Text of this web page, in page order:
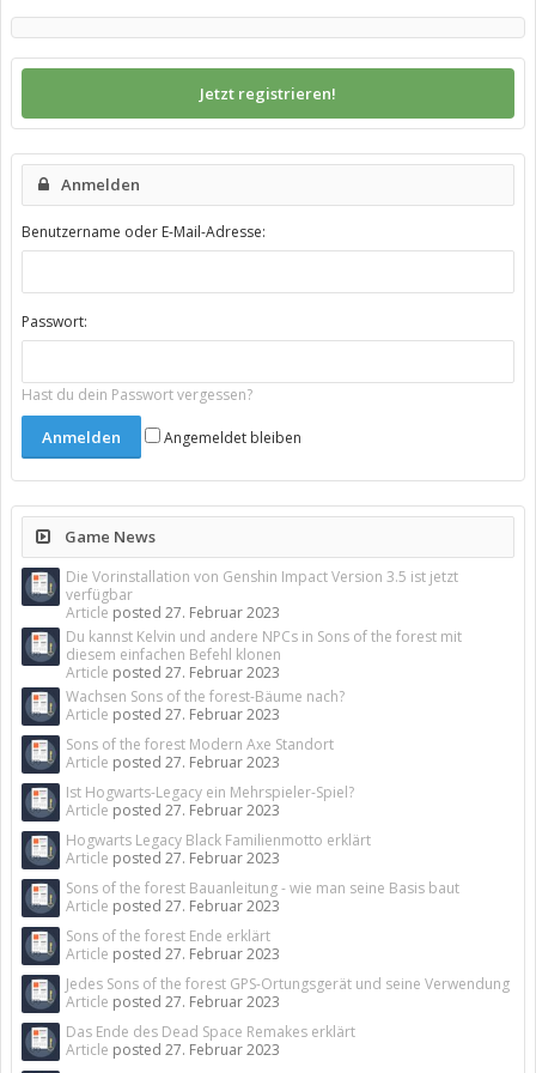
Jetzt registrieren!
Anmelden
Benutzername oder E-Mail-Adresse:
Passwort:
Hast du dein Passwort vergessen?
Angemeldet bleiben
Game News
Die Vorinstallation von Genshin Impact Version 3.5 ist jetzt
verfügbar
Article posted 27. Februar 2023
Du kannst Kelvin und andere NPCs in Sons of the forest mit
diesem einfachen Befehl klonen
Article posted 27. Februar 2023
Wachsen Sons of the forest-Bäume nach?
Article posted 27. Februar 2023
Sons of the forest Modern Axe Standort
Article posted 27. Februar 2023
Ist Hogwarts-Legacy ein Mehrspieler-Spiel?
Article posted 27. Februar 2023
Hogwarts Legacy Black Familienmotto erklärt
Article posted 27. Februar 2023
Sons of the forest Bauanleitung - wie man seine Basis baut
Article posted 27. Februar 2023
Sons of the forest Ende erklärt
Article posted 27. Februar 2023
Jedes Sons of the forest GPS-Ortungsgerät und seine Verwendung
Article posted 27. Februar 2023
Das Ende des Dead Space Remakes erklärt
Article posted 27. Februar 2023